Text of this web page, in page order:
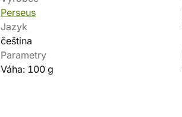
Perseus
Jazyk
čeština
Parametry
Váha: 100 g